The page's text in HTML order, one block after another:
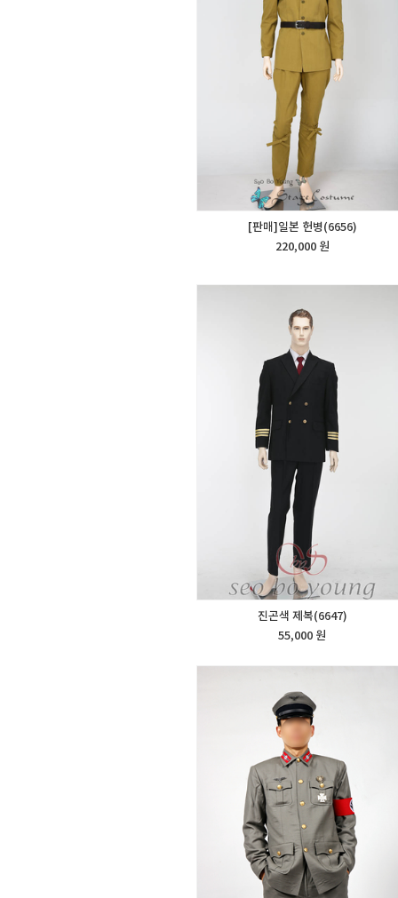
[판매]일본 헌병(6656)
220,000 원
진곤색 제복(6647)
55,000 원